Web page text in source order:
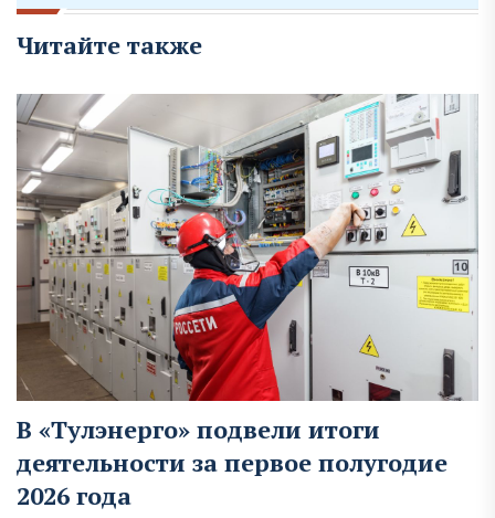
Читайте также
В «Тулэнерго» подвели итоги
деятельности за первое полугодие
2026 года